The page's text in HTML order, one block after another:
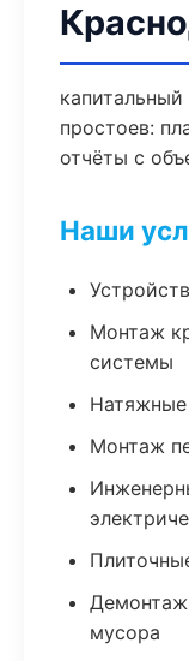
простоев:
отчёты с
Наши
Монтаж
системы
Натяжные
Монтаж
мусора